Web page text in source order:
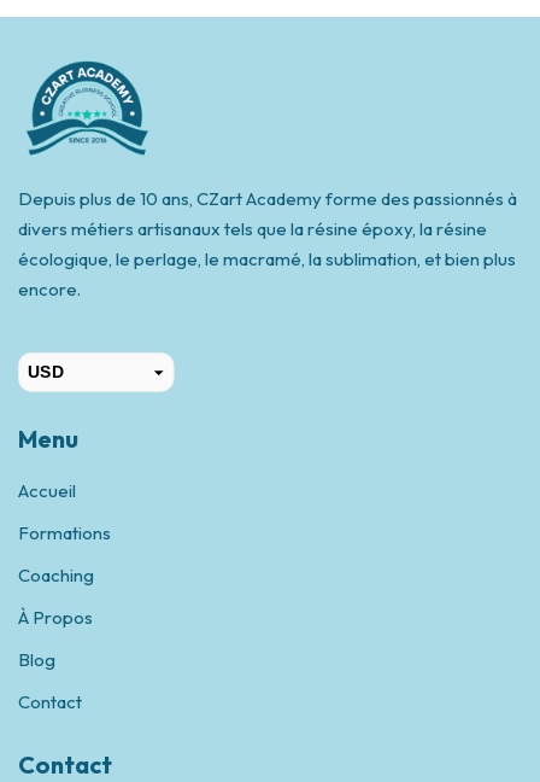
Depuis plus de 10 ans, CZart Academy forme des passionnés à
divers métiers artisanaux tels que la résine époxy, la résine
écologique, le perlage, le macramé, la sublimation, et bien plus
encore.
USD
Menu
Accueil
Formations
Coaching
À Propos
Blog
Contact
Contact